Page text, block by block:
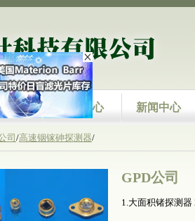
我们 产品中心 新闻中心
司/高速铟镓砷探测器/
GPD公司
1.大面积锗探测器